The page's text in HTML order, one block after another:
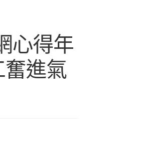
心得年
奮進氣